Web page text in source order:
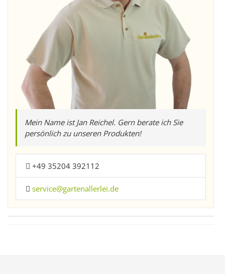
Mein Name ist Jan Reichel. Gern berate ich Sie
persönlich zu unseren Produkten!
+49 35204 392112
service@gartenallerlei.de